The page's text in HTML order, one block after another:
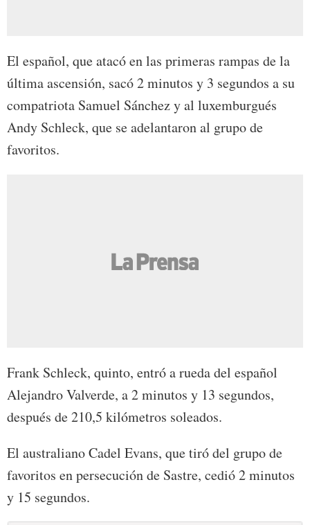
El español, que atacó en las primeras rampas de la
última ascensión, sacó 2 minutos y 3 segundos a su
compatriota Samuel Sánchez y al luxemburgués
Andy Schleck, que se adelantaron al grupo de
favoritos.
Frank Schleck, quinto, entró a rueda del español
Alejandro Valverde, a 2 minutos y 13 segundos,
después de 210,5 kilómetros soleados.
El australiano Cadel Evans, que tiró del grupo de
favoritos en persecución de Sastre, cedió 2 minutos
y 15 segundos.